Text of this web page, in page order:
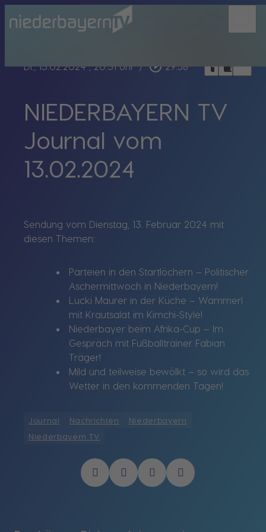
Di., 13.02.2024, 20:31 Uhr / play_circle_outline 29:58 headphoneschrome_reader_modebookmark_border
NIEDERBAYERN TV
Journal vom
13.02.2024
Sendung vom Dienstag, 13. Februar 2024 mit
diesen Themen:
Parteien in den Startlöchern – Politischer
Aschermittwoch in Niederbayern!
Lucki Maurer in der Küche – Wammerl
mit Krautsalat im Kimchi-Style!
Niederbayer beim Afrika-Cup – Im
Gespräch mit Fußballtrainer Fabian
Träger!
Mild und teilweise bewölkt – so wird das
Wetter in den kommenden Tagen!
Journal Nachrichten
Niederbayern
Niederbayern TV